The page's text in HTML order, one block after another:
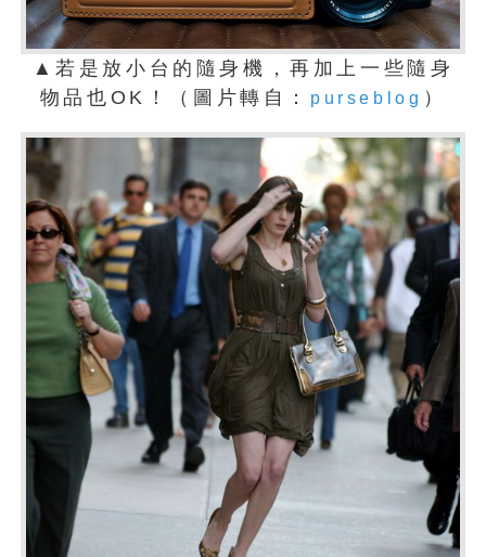
▲若是放小台的隨身機，再加上一些隨身
物品也OK！（圖片轉自：
purseblog ）